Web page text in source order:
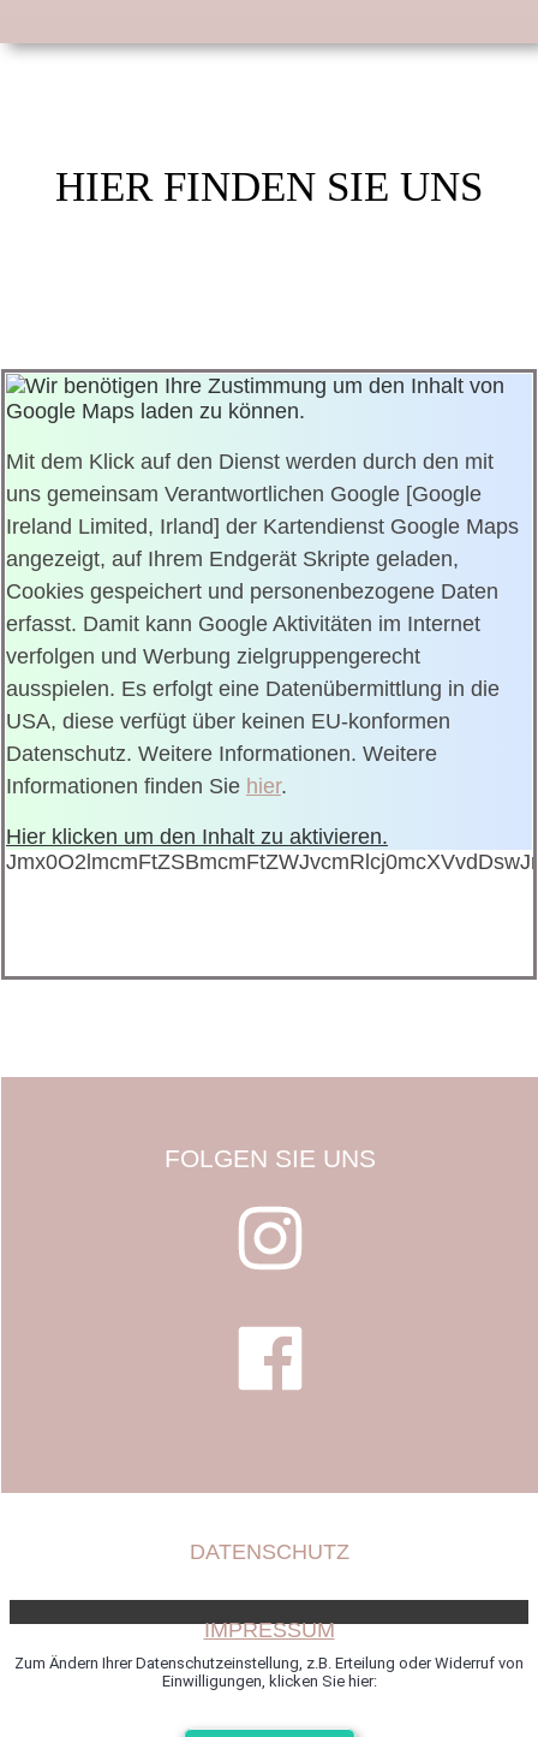
HIER FINDEN SIE UNS
Wir benötigen Ihre Zustimmung um den Inhalt von
Google Maps laden zu können.
Mit dem Klick auf den Dienst werden durch den mit
uns gemeinsam Verantwortlichen Google [Google
Ireland Limited, Irland] der Kartendienst Google Maps
angezeigt, auf Ihrem Endgerät Skripte geladen,
Cookies gespeichert und personenbezogene Daten
erfasst. Damit kann Google Aktivitäten im Internet
verfolgen und Werbung zielgruppengerecht
ausspielen. Es erfolgt eine Datenübermittlung in die
USA, diese verfügt über keinen EU-konformen
Datenschutz. Weitere Informationen. Weitere
Informationen finden Sie hier.
Hier klicken um den Inhalt zu aktivieren.
FOLGEN SIE UNS
DATENSCHUTZ
IMPRESSUM
Zum Ändern Ihrer Datenschutzeinstellung, z.B. Erteilung oder Widerruf von
Einwilligungen, klicken Sie hier: